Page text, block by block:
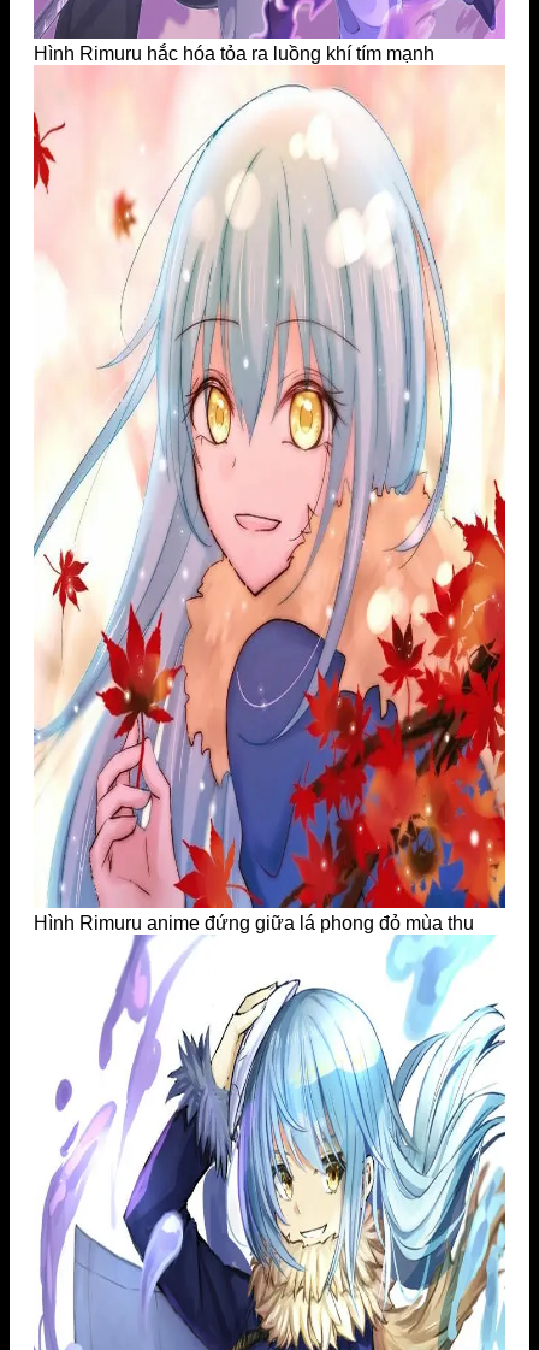
Hình Rimuru hắc hóa tỏa ra luồng khí tím mạnh
Hình Rimuru anime đứng giữa lá phong đỏ mùa thu